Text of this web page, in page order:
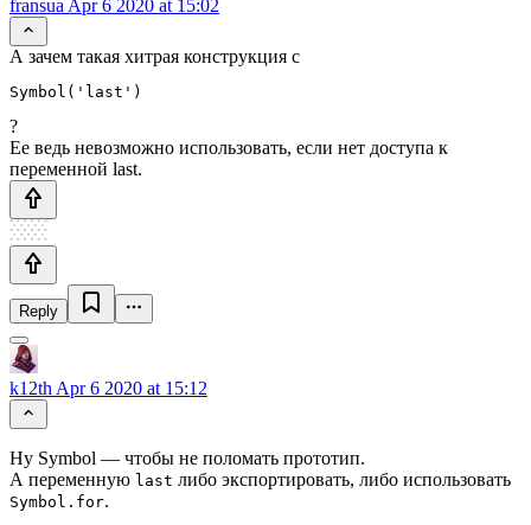
fransua Apr 6 2020 at 15:02
А зачем такая хитрая конструкция с
Symbol('last')
?
Ее ведь невозможно использовать, если нет доступа к
переменной last.
Reply
k12th Apr 6 2020 at 15:12
Ну Symbol — чтобы не поломать прототип.
А переменную last либо экспортировать, либо использовать
Symbol.for.